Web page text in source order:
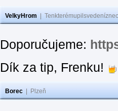
VelkyHrom
Doporučujeme:
Dík za tip, Frenku!
Borec Plzeň